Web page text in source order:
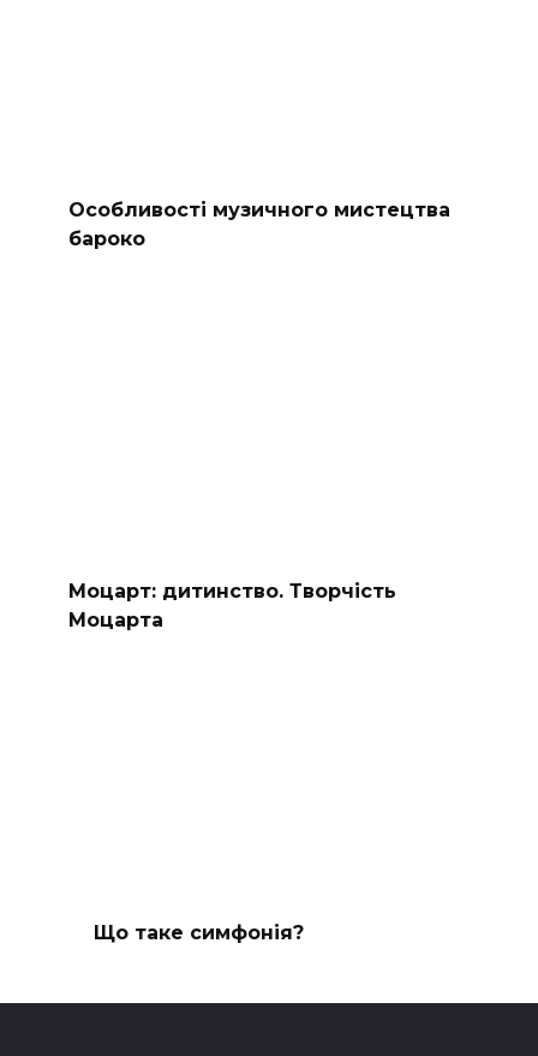
Особливості музичного мистецтва
бароко
Моцарт: дитинство. Творчість
Моцарта
Що таке симфонія?